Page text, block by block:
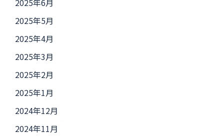
2025年6月
2025年5月
2025年4月
2025年3月
2025年2月
2025年1月
2024年12月
2024年11月